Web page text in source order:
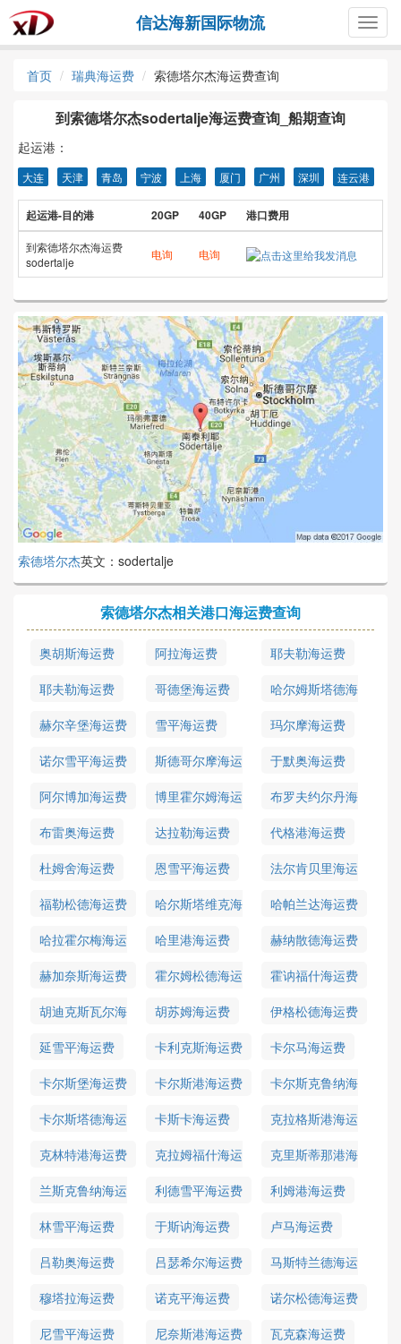
信达海新国际物流
首页 瑞典海运费 索德塔尔杰海运费查询
到索德塔尔杰sodertalje海运费查询_船期查询
起运港：
大连 天津 青岛 宁波 上海 厦门 广州 深圳 连云港
起运港-目的港 20GP 40GP 港口费用
到索德塔尔杰海运费
sodertalje
电询 电询
索德塔尔杰英文：sodertalje
索德塔尔杰相关港口海运费查询
奥胡斯海运费 阿拉海运费
耶夫勒海运费
耶夫勒海运费
哥德堡海运费
哈尔姆斯塔德海
运费
赫尔辛堡海运费 雪平海运费
玛尔摩海运费
诺尔雪平海运费
斯德哥尔摩海运
费
于默奥海运费
阿尔博加海运费
博里霍尔姆海运
布罗夫约尔丹海
运费
布雷奥海运费 达拉勒海运费
代格港海运费
杜姆舍海运费
恩雪平海运费
法尔肯贝里海运
福勒松德海运费
哈尔斯塔维克海
运费
哈帕兰达海运费
哈拉霍尔梅海运
费
哈里港海运费
赫纳散德海运费
赫加奈斯海运费
霍尔姆松德海运
费
霍讷福什海运费
胡迪克斯瓦尔海
运费
胡苏姆海运费
伊格松德海运费
延雪平海运费
卡利克斯海运费
卡尔马海运费
卡尔斯堡海运费
卡尔斯港海运费
卡尔斯克鲁纳海
运费
卡尔斯塔德海运
卡斯卡海运费
克拉格斯港海运
克林特港海运费
克拉姆福什海运
克里斯蒂那港海
运费
兰斯克鲁纳海运
费
利德雪平海运费
利姆港海运费
林雪平海运费
于斯讷海运费
卢马海运费
吕勒奥海运费
吕瑟希尔海运费
马斯特兰德海运
费
穆塔拉海运费 诺克平海运费
诺尔松德海运费
尼雪平海运费
尼奈斯港海运费
瓦克森海运费